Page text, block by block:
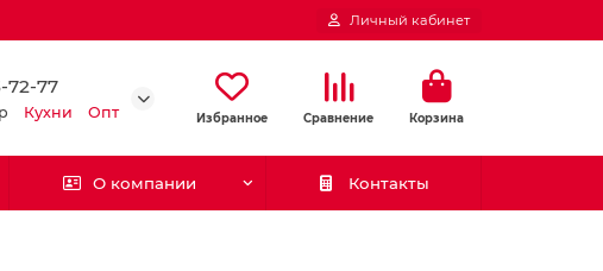
Личный кабинет
72-77
Кухни Опт Избранное Сравнение Корзина
О компании Контакты